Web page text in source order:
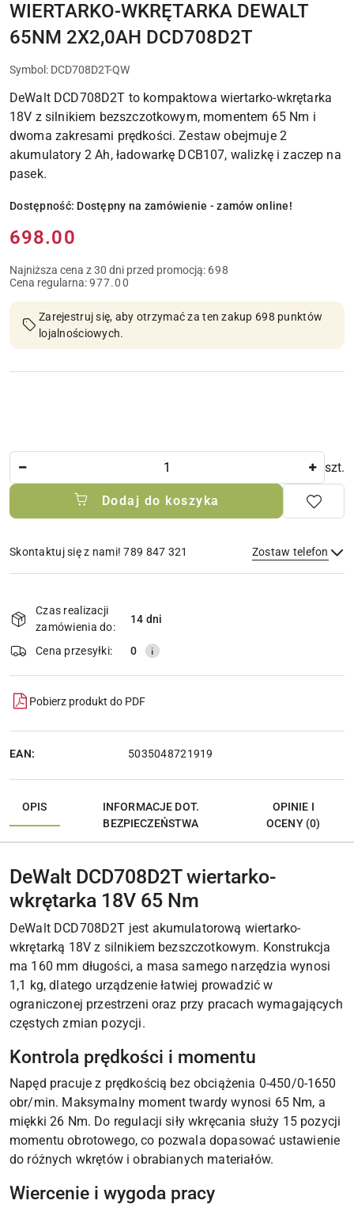
I
MONTAŻOWYCH
WIERTARKO-WKRĘTARKA DEWALT
65NM 2X2,0AH DCD708D2T
Symbol: DCD708D2T-QW
DeWalt DCD708D2T to kompaktowa wiertarko-wkrętarka
18V z silnikiem bezszczotkowym, momentem 65 Nm i
dwoma zakresami prędkości. Zestaw obejmuje 2
akumulatory 2 Ah, ładowarkę DCB107, walizkę i zaczep na
pasek.
Dostępność: Dostępny na zamówienie - zamów online!
Cena:
698.00
Najniższa cena z 30 dni przed promocją: 698
Cena regularna:977.00
Zarejestruj się, aby otrzymać za ten zakup 698 punktów
lojalnościowych.
szt.
Dodaj do koszyka
Skontaktuj się z nami! 789 847 321 Zostaw telefon
Wyślij
dostawa
Czas realizacji
zamówienia do:
14 dni
Cena przesyłki: 0
Pobierz produkt do PDF
EAN: 5035048721919
OPIS
INFORMACJE DOT.
BEZPIECZEŃSTWA
OPINIE I
OCENY (0)
DeWalt DCD708D2T wiertarko-
wkrętarka 18V 65 Nm
DeWalt DCD708D2T jest akumulatorową wiertarko-
wkrętarką 18V z silnikiem bezszczotkowym. Konstrukcja
ma 160 mm długości, a masa samego narzędzia wynosi
1,1 kg, dlatego urządzenie łatwiej prowadzić w
ograniczonej przestrzeni oraz przy pracach wymagających
częstych zmian pozycji.
Kontrola prędkości i momentu
Napęd pracuje z prędkością bez obciążenia 0-450/0-1650
obr/min. Maksymalny moment twardy wynosi 65 Nm, a
miękki 26 Nm. Do regulacji siły wkręcania służy 15 pozycji
momentu obrotowego, co pozwala dopasować ustawienie
do różnych wkrętów i obrabianych materiałów.
Wiercenie i wygoda pracy